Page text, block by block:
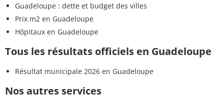
Guadeloupe : dette et budget des villes
Prix m2 en Guadeloupe
Hôpitaux en Guadeloupe
Tous les résultats officiels en Guadeloupe
Résultat municipale 2026 en Guadeloupe
Nos autres services